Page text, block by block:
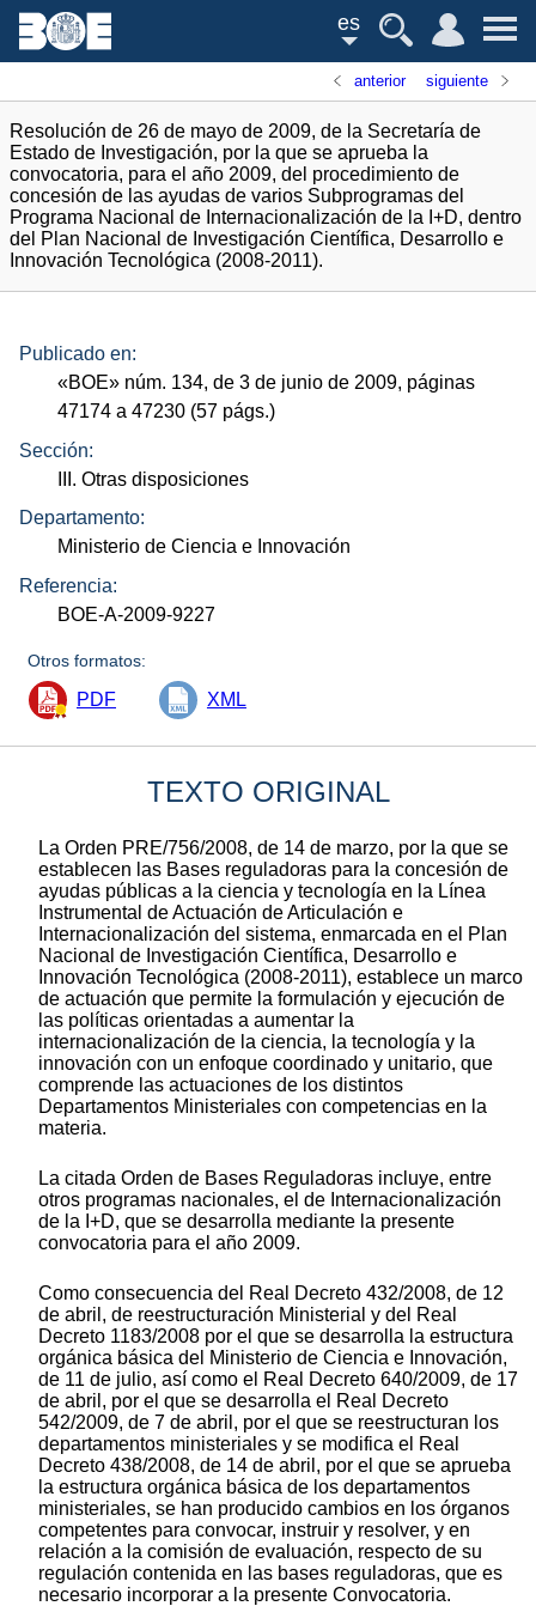
es
anterior siguiente
Resolución de 26 de mayo de 2009, de la Secretaría de
Estado de Investigación, por la que se aprueba la
convocatoria, para el año 2009, del procedimiento de
concesión de las ayudas de varios Subprogramas del
Programa Nacional de Internacionalización de la I+D, dentro
del Plan Nacional de Investigación Científica, Desarrollo e
Innovación Tecnológica (2008-2011).
Publicado en:
«BOE» núm. 134, de 3 de junio de 2009, páginas
47174 a 47230 (57 págs.)
Sección:
III. Otras disposiciones
Departamento:
Ministerio de Ciencia e Innovación
Referencia:
BOE-A-2009-9227
Otros formatos:
PDF XML
TEXTO ORIGINAL
La Orden PRE/756/2008, de 14 de marzo, por la que se
establecen las Bases reguladoras para la concesión de
ayudas públicas a la ciencia y tecnología en la Línea
Instrumental de Actuación de Articulación e
Internacionalización del sistema, enmarcada en el Plan
Nacional de Investigación Científica, Desarrollo e
Innovación Tecnológica (2008-2011), establece un marco
de actuación que permite la formulación y ejecución de
las políticas orientadas a aumentar la
internacionalización de la ciencia, la tecnología y la
innovación con un enfoque coordinado y unitario, que
comprende las actuaciones de los distintos
Departamentos Ministeriales con competencias en la
materia.
La citada Orden de Bases Reguladoras incluye, entre
otros programas nacionales, el de Internacionalización
de la I+D, que se desarrolla mediante la presente
convocatoria para el año 2009.
Como consecuencia del Real Decreto 432/2008, de 12
de abril, de reestructuración Ministerial y del Real
Decreto 1183/2008 por el que se desarrolla la estructura
orgánica básica del Ministerio de Ciencia e Innovación,
de 11 de julio, así como el Real Decreto 640/2009, de 17
de abril, por el que se desarrolla el Real Decreto
542/2009, de 7 de abril, por el que se reestructuran los
departamentos ministeriales y se modifica el Real
Decreto 438/2008, de 14 de abril, por el que se aprueba
la estructura orgánica básica de los departamentos
ministeriales, se han producido cambios en los órganos
competentes para convocar, instruir y resolver, y en
relación a la comisión de evaluación, respecto de su
regulación contenida en las bases reguladoras, que es
necesario incorporar a la presente Convocatoria.